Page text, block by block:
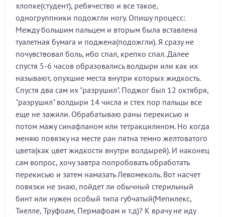
хлопке(студент), ребячество и все такое,
одногруппники подожгли ногу. Опишу процесс:
Между большим пальцем и вторым была вставлена
туалетная бумага и поджена(подожгли). Я сразу не
почувствовал боль, ибо спал, крепко спал. Далее
спустя 5-6 часов образовались волдыри или как их
называют, опухшие места внутри которых жидкость.
Спустя два сам их "разрушил". Поджог был 12 октября,
"разрушил" волдыри 14 числа и стех пор пальцы все
еще не зажили. Обрабатываю раны перекисью и
потом мажу синафланом или тетракцилином. Но когда
меняю повязку на месте ран пятна темно желтоватого
цвета(как цвет жидкости внутри волдырей). И наконец
сам вопрос, хочу завтра попробовать обработать
перекисью и затем намазать Левомеколь. Вот насчет
повязки не знаю, пойдет ли обычный стерильный
бинт или нужен особый типа губчатый(Мепилекс,
Тиелле, Труфоам, Пермафоам и т.д)? К врачу не иду